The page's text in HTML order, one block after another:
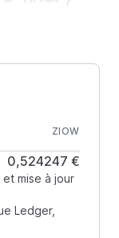
ZIOW
0,524247 €
et mise à jour
Ledger,